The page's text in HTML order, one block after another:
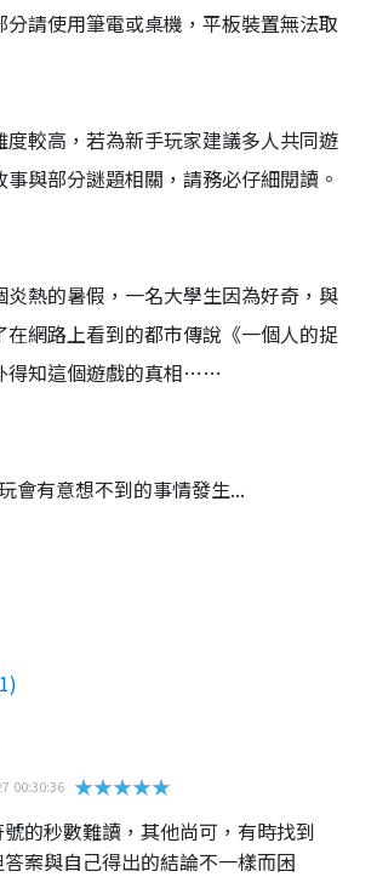
分請使用筆電或桌機，平板裝置無法取
度較高，若為新手玩家建議多人共同遊
與部分謎題相關，請務必仔細閱讀。
炎熱的暑假，一名大學生因為好奇，與
在網路上看到的都市傳說《一個人的捉
得知這個遊戲的真相……
會有意想不到的事情發生...
00:30:36 ★★★★★
的秒數難讀，其他尚可，有時找到
案與自己得出的結論不一樣而困